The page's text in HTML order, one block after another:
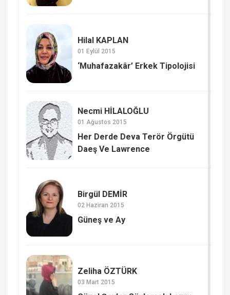
Hilal KAPLAN
01 Eylül 2015
‘Muhafazakâr’ Erkek Tipolojisi
Necmi HİLALOĞLU
01 Ağustos 2015
Her Derde Deva Terör Örgütü
Daeş Ve Lawrence
Birgül DEMİR
02 Haziran 2015
Güneş ve Ay
Zeliha ÖZTÜRK
03 Mart 2015